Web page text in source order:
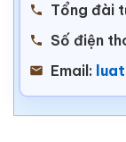
Tổng đài
Số điện
Email: